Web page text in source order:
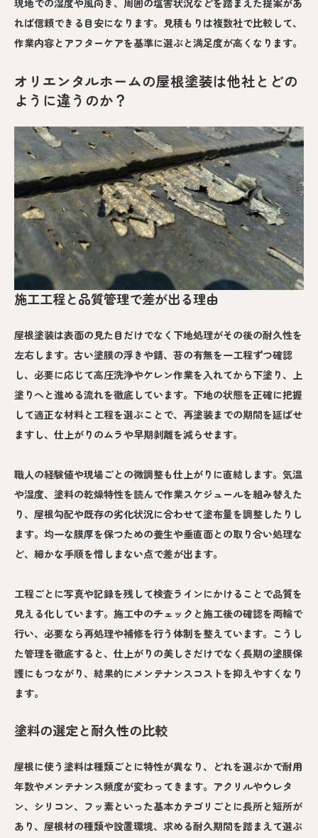
れば信頼できる目安になります。見積もりは複数社で比較して、
作業内容とアフターケアを基準に選ぶと満足度が高くなります。
オリエンタルホームの屋根塗装は他社とどの
ように違うのか？
施工工程と品質管理で差が出る理由
屋根塗装は表面の見た目だけでなく下地処理がその後の耐久性を
左右します。古い塗膜の浮きや錆、苔の有無を一工程ずつ確認
し、必要に応じて高圧洗浄やケレン作業を入れてから下塗り、上
塗りへと進める流れを徹底しています。下地の状態を正確に把握
して適正な材料と工程を選ぶことで、再塗装までの期間を延ばせ
ますし、仕上がりのムラや早期剥離を減らせます。
職人の経験値や現場ごとの微調整も仕上がりに直結します。気温
や湿度、塗料の乾燥特性を読んで作業スケジュールを組み替えた
り、屋根勾配や既存の劣化状況に合わせて塗布量を調整したりし
ます。均一な膜厚を保つための養生や垂直面との取り合い処理な
ど、細かな手順を惜しまない点で差が出ます。
工程ごとに写真や記録を残して検査ラインにかけることで品質を
見える化しています。施工中のチェックと施工後の確認を両輪で
行い、必要なら再処理や補修を行う体制を整えています。こうし
た管理を徹底すると、仕上がりの美しさだけでなく長期の塗膜保
護にもつながり、結果的にメンテナンスコストを抑えやすくなり
ます。
塗料の選定と耐久性の比較
屋根に使う塗料は種類ごとに特性が異なり、どれを選ぶかで耐用
年数やメンテナンス頻度が変わってきます。アクリルやウレタ
ン、シリコン、フッ素といった基本カテゴリごとに長所と短所が
あり、屋根材の種類や設置環境、求める耐久期間を踏まえて選ぶ